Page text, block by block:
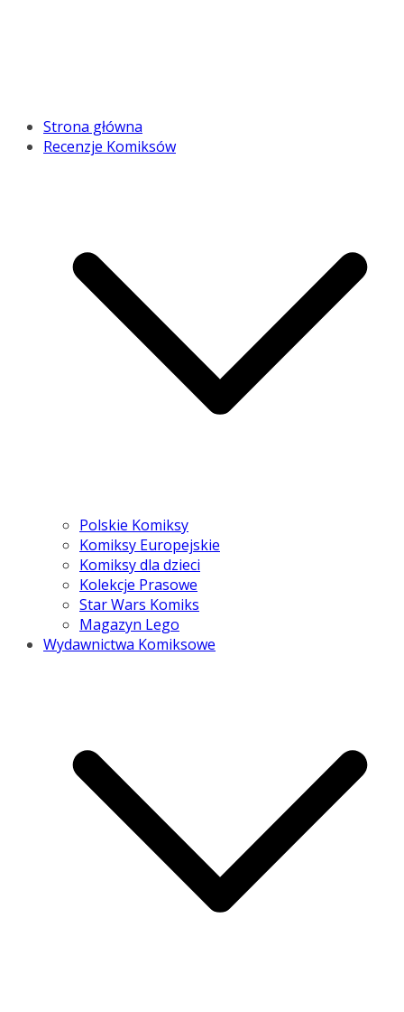
Strona główna
Recenzje Komiksów
Polskie Komiksy
Komiksy Europejskie
Komiksy dla dzieci
Kolekcje Prasowe
Star Wars Komiks
Magazyn Lego
Wydawnictwa Komiksowe